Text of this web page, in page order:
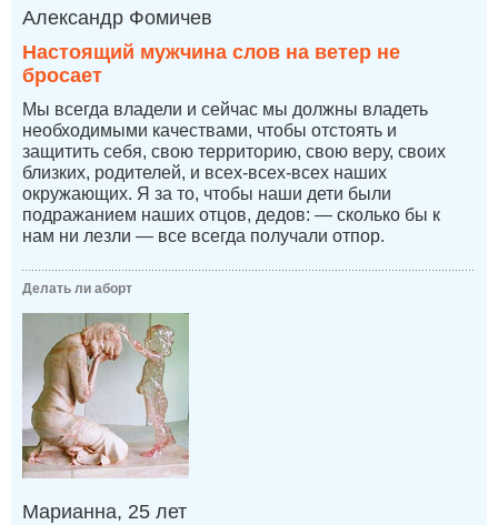
Александр Фомичев
Настоящий мужчина слов на ветер не
бросает
Мы всегда владели и сейчас мы должны владеть
необходимыми качествами, чтобы отстоять и
защитить себя, свою территорию, свою веру, своих
близких, родителей, и всех-всех-всех наших
окружающих. Я за то, чтобы наши дети были
подражанием наших отцов, дедов: — сколько бы к
нам ни лезли — все всегда получали отпор.
Делать ли аборт
Марианна, 25 лет